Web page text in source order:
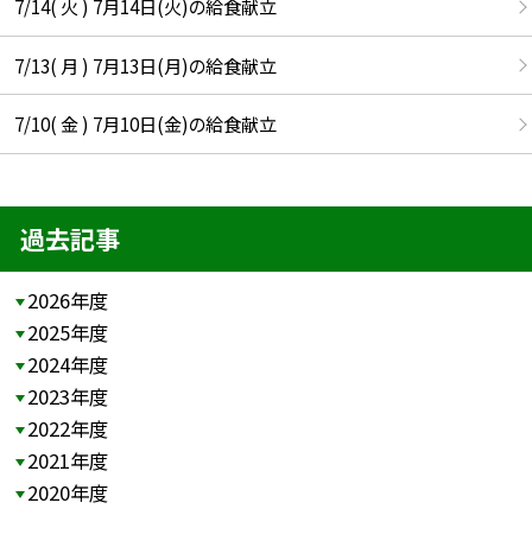
7/14( 火 ) 7月14日(火)の給食献立
7/13( 月 ) 7月13日(月)の給食献立
7/10( 金 ) 7月10日(金)の給食献立
過去記事
2026年度
2025年度
2024年度
2023年度
2022年度
2021年度
2020年度